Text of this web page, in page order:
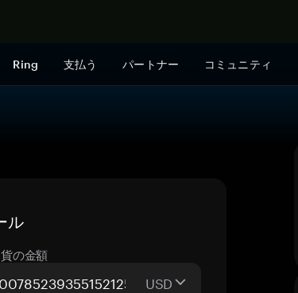
Ring 支払う パートナー コミュニティ
ル
の金額
USD